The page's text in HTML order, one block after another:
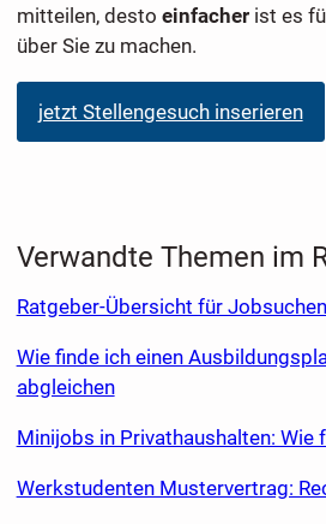
mitteilen, desto einfacher ist es
über Sie zu machen.
jetzt Stellengesuch inserieren
Verwandte Themen im
Ratgeber-Übersicht für
Wie finde ich einen
abgleichen
Minijobs in Privathaushalten:
Werkstudenten Mustervertrag: